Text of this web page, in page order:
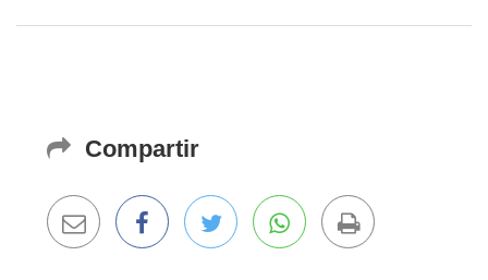
Compartir